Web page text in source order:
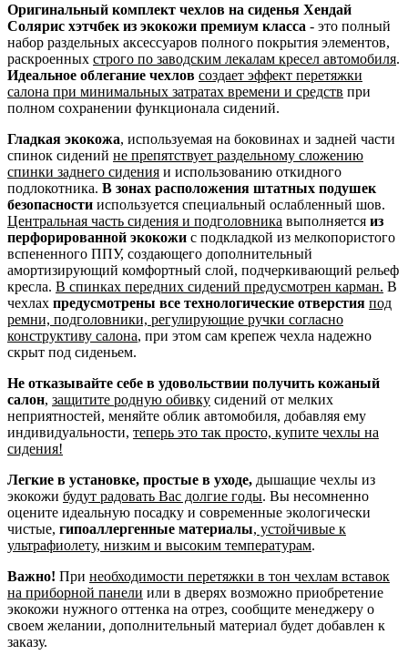
Оригинальный комплект чехлов на сиденья Хендай
Солярис хэтчбек из экокожи премиум класса - это полный
набор раздельных аксессуаров полного покрытия элементов,
раскроенных строго по заводским лекалам кресел автомобиля.
Идеальное облегание чехлов создает эффект перетяжки
салона при минимальных затратах времени и средств при
полном сохранении функционала сидений.
Гладкая экокожа, используемая на боковинах и задней части
спинок сидений не препятствует раздельному сложению
спинки заднего сидения и использованию откидного
подлокотника. В зонах расположения штатных подушек
безопасности используется специальный ослабленный шов.
Центральная часть сидения и подголовника выполняется из
перфорированной экокожи с подкладкой из мелкопористого
вспененного ППУ, создающего дополнительный
амортизирующий комфортный слой, подчеркивающий рельеф
кресла. В спинках передних сидений предусмотрен карман. В
чехлах предусмотрены все технологические отверстия под
ремни, подголовники, регулирующие ручки согласно
конструктиву салона, при этом сам крепеж чехла надежно
скрыт под сиденьем.
Не отказывайте себе в удовольствии получить кожаный
салон, защитите родную обивку сидений от мелких
неприятностей, меняйте облик автомобиля, добавляя ему
индивидуальности, теперь это так просто, купите чехлы на
сидения!
Легкие в установке, простые в уходе, дышащие чехлы из
экокожи будут радовать Вас долгие годы. Вы несомненно
оцените идеальную посадку и современные экологически
чистые, гипоаллергенные материалы, устойчивые к
ультрафиолету, низким и высоким температурам.
Важно! При необходимости перетяжки в тон чехлам вставок
на приборной панели или в дверях возможно приобретение
экокожи нужного оттенка на отрез, сообщите менеджеру о
своем желании, дополнительный материал будет добавлен к
заказу.